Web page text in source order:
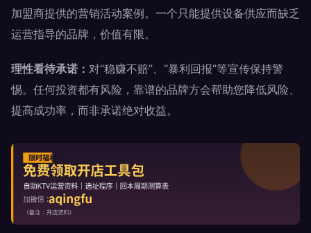
加盟商提供的营销活动案例。一个只能提供设备供应而缺乏
运营指导的品牌，价值有限。
理性看待承诺： 对“稳赚不赔”、“暴利回报”等宣传保持警
惕。任何投资都有风险，靠谱的品牌方会帮助您降低风险、
提高成功率，而非承诺绝对收益。